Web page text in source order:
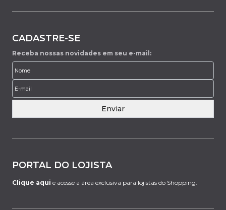
CADASTRE-SE
Receba nossas novidades em seu e-mail:
Enviar
PORTAL DO LOJISTA
Clique aqui e acesse a área exclusiva para lojistas do Shopping.